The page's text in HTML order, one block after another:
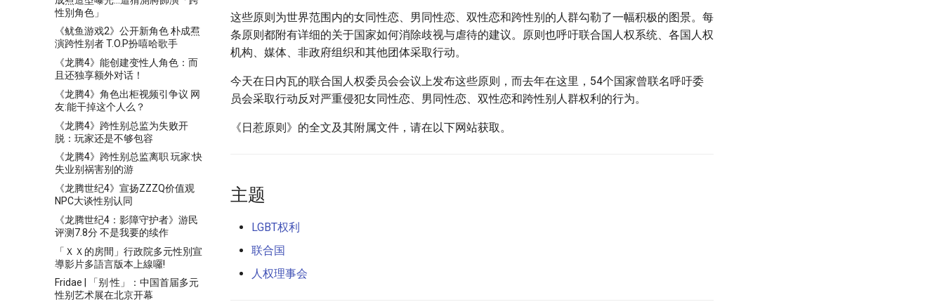
性別角色」
《鱿鱼游戏2》公开新角色 朴成焄
演跨性别者 T.O.P扮嘻哈歌手
《龙腾4》能创建变性人角色：而
且还独享额外对话！
《龙腾4》角色出柜视频引争议 网
友:能干掉这个人么？
《龙腾4》跨性别总监为失败开
脱：玩家还是不够包容
《龙腾4》跨性别总监离职 玩家:快
失业别祸害别的游
《龙腾世纪4》宣扬ZZZQ价值观
NPC大谈性别认同
《龙腾世纪4：影障守护者》游民
评测7.8分 不是我要的续作
「ＸＸ的房間」行政院多元性別宣
導影片多語言版本上線囉!
Fridae | 「别·性」：中国首届多元
性别艺术展在北京开幕
这些原则为世界范围内的女同性恋、男同性恋、双性恋和跨性别的人群勾勒了一幅积极的图景。每
条原则都附有详细的关于国家如何消除歧视与虐待的建议。原则也呼吁联合国人权系统、各国人权
机构、媒体、非政府组织和其他团体采取行动。
今天在日内瓦的联合国人权委员会会议上发布这些原则，而去年在这里，54个国家曾联名呼吁委
员会采取行动反对严重侵犯女同性恋、男同性恋、双性恋和跨性别人群权利的行为。
《日惹原则》的全文及其附属文件，请在以下网站获取。
主题
LGBT权利
联合国
人权理事会